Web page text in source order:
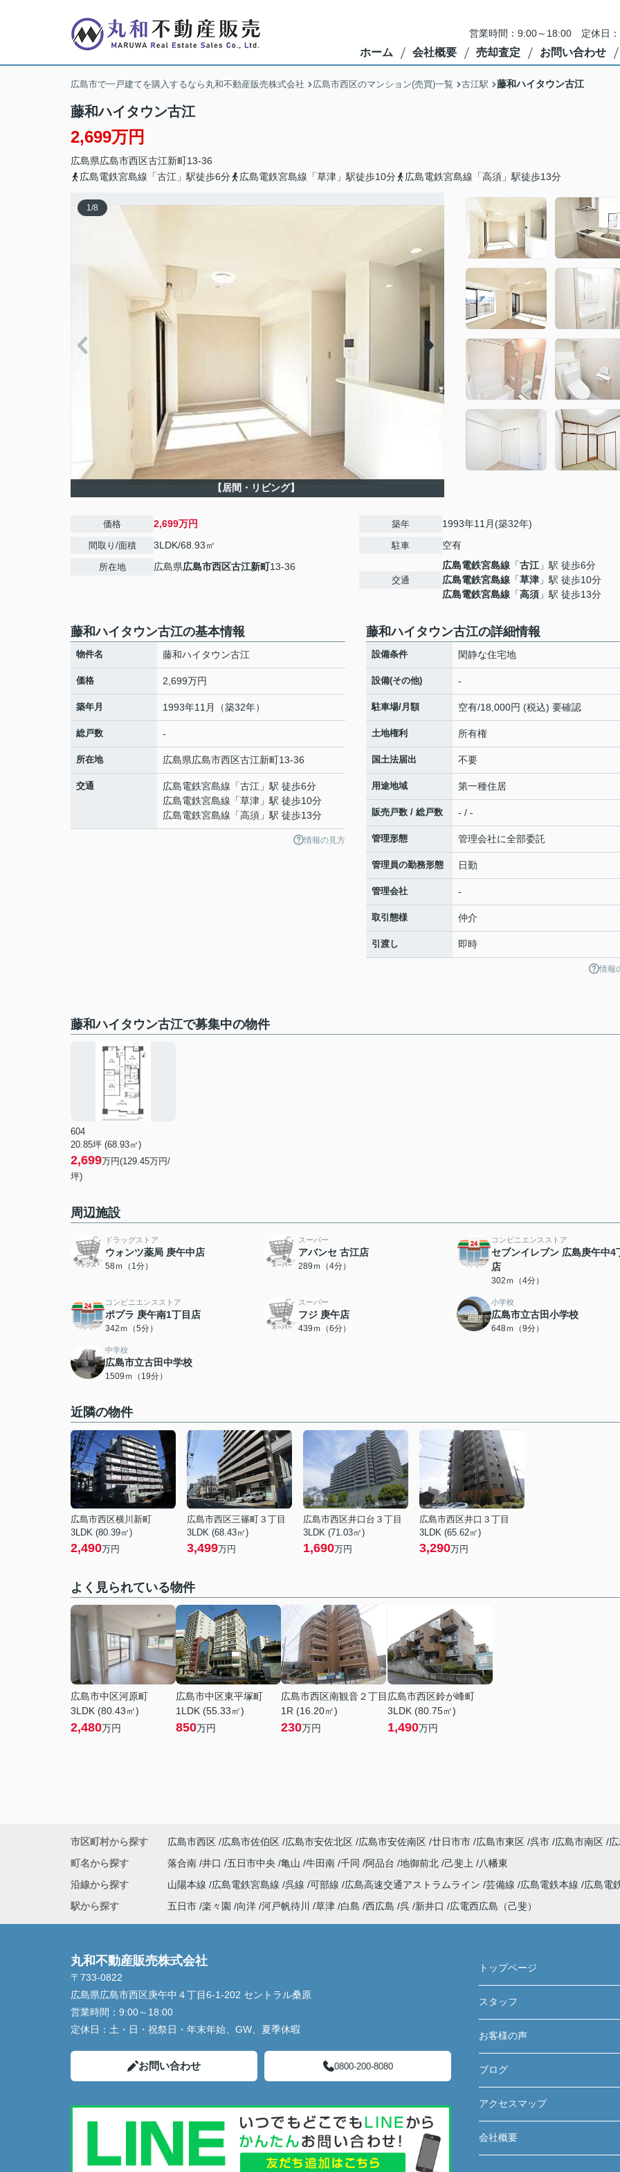
営業時間：9:00～18:00 定休日
ホーム 会社概要 売却査定 お問い合わせ
広島市で一戸建てを購入するなら丸和不動産販売株式会社 広島市西区のマンション(売買)一覧 古江駅 藤和ハイタウン古江
藤和ハイタウン古江
2,699万円
広島県広島市西区古江新町13-36
広島電鉄宮島線「古江」駅徒歩6分
広島電鉄宮島線「草津」駅徒歩10分 広島電鉄宮島線「高須」駅徒歩13分
1/8
【居間・リビング】
価格 2,699万円
間取り/面積 3LDK/68.93㎡
所在地 広島県広島市西区古江新町13-36
築年 1993年11月(築32年)
駐車 空有
交通
広島電鉄宮島線 「古江 」駅 徒歩6分
広島電鉄宮島線 「草津 」駅 徒歩10分
広島電鉄宮島線 「高須 」駅 徒歩13分
藤和ハイタウン古江の基本情報
物件名 藤和ハイタウン古江
価格 2,699万円
築年月 1993年11月（築32年）
総戸数 -
所在地 広島県広島市西区古江新町13-36
交通 広島電鉄宮島線 「古江 」駅 徒歩6分
広島電鉄宮島線 「草津 」駅 徒歩10分
広島電鉄宮島線 「高須 」駅 徒歩13分
情報の見方
藤和ハイタウン古江の詳細情報
設備条件 閑静な住宅地
設備(その他) -
駐車場/月額 空有/18,000円 (税込) 要確認
土地権利 所有権
国土法届出 不要
用途地域 第一種住居
販売戸数 / 総戸数 - / -
管理形態 管理会社に全部委託
管理員の勤務形態 日勤
管理会社 -
取引態様 仲介
引渡し 即時
情報
藤和ハイタウン古江で募集中の物件
604
20.85坪 (68.93㎡)
2,699万円(129.45万円/
坪)
周辺施設
ドラッグストア
ウォンツ薬局 庚午中店
58ｍ（1分）
スーパー
アバンセ 古江店
289ｍ（4分）
コンビニエンスストア
セブンイレブン 広島庚午中4
店
302ｍ（4分）
コンビニエンスストア
ポプラ 庚午南1丁目店
342ｍ（5分）
スーパー
フジ 庚午店
439ｍ（6分）
小学校
広島市立古田小学校
648ｍ（9分）
中学校
広島市立古田中学校
1509ｍ（19分）
近隣の物件
広島市西区横川新町
3LDK (80.39㎡)
2,490万円
広島市西区三篠町３丁目
3LDK (68.43㎡)
3,499万円
広島市西区井口台３丁目
3LDK (71.03㎡)
1,690万円
広島市西区井口３丁目
3LDK (65.62㎡)
3,290万円
よく見られている物件
広島市中区河原町
3LDK (80.43㎡)
2,480万円
広島市中区東平塚町
1LDK (55.33㎡)
850万円
広島市西区南観音２丁目
1R (16.20㎡)
230万円
広島市西区鈴が峰町
3LDK (80.75㎡)
1,490万円
市区町村から探す 広島市西区 広島市佐伯区 広島市安佐北区 広島市安佐南区 廿日市市 広島市東区 呉市 広島市南区
町名から探す
落合南 井口 五日市中央 亀山 牛田南 千同 阿品台 地御前北 己斐上
八幡東
沿線から探す
山陽本線 広島電鉄宮島線 呉線 可部線 広島高速交通アストラムライン 芸備線 広島電鉄本線
広島電
駅から探す
五日市 楽々園 向洋 河戸帆待川 草津 白島 西広島 呉 新井口 広電西広島（己斐）
丸和不動産販売株式会社
〒733-0822
広島県広島市西区庚午中４丁目6-1-202 セントラル桑原
営業時間： 9:00～18:00
定休日： 土・日・祝祭日・年末年始、GW、夏季休暇
お問い合わせ 0800-200-8080
トップページ
スタッフ
お客様の声
ブログ
アクセスマップ
会社概要